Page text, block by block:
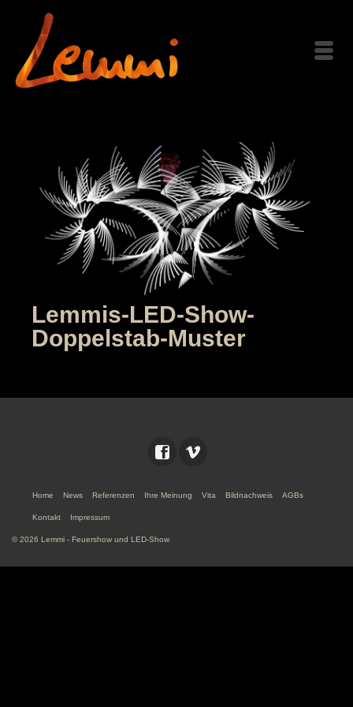
Lemmis-LED-Show-
Doppelstab-Muster
Home News Referenzen Ihre Meinung Vita Bildnachweis AGBs
Kontakt Impressum
© 2026 Lemmi - Feuershow und LED-Show